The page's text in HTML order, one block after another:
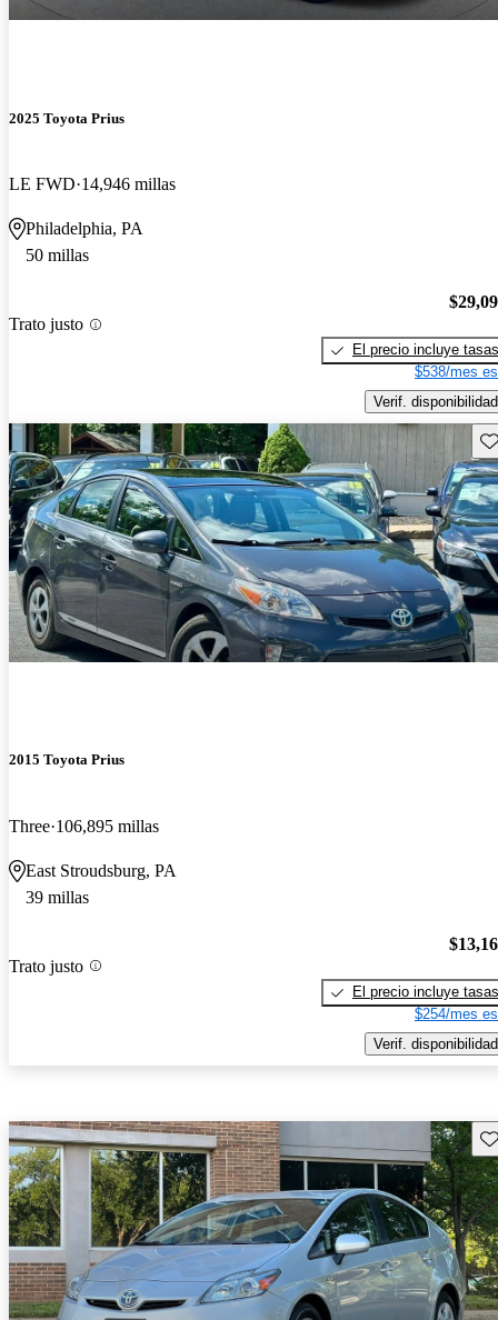
2025 Toyota Prius
LE FWD 14,946 millas
Philadelphia, PA
50 millas
Trato justo
El precio incluye tasas
$538/mes
Verif. disponibilidad
2015 Toyota Prius
Three 106,895 millas
East Stroudsburg, PA
39 millas
Trato justo
El precio incluye tasas
$254/mes
Verif. disponibilidad